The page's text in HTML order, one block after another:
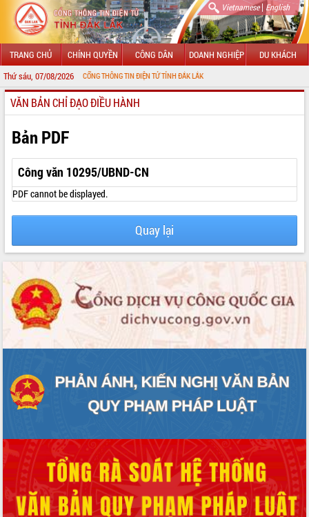
Vietnamese| English
TRANG CHỦ CHÍNH QUYỀN CÔNG DÂN DOANH NGHIỆP DU KHÁCH
Thứ sáu, 07/08/2026
ĐẾN VỚI CỔNG THÔNG TIN ĐIỆN TỬ TỈNH ĐẮK LẮK
GIỚI THIỆU
LÃNH ĐẠO UBND TỈNH
TIN TỨC SỰ KIỆN
SỞ, BAN, NGÀNH
UBND CÁC XÃ, PHƯỜNG
THÔNG TIN CHỈ ĐẠO ĐIỀU HÀNH
VĂN BẢN HĐND TỈNH
ĐIỂM TIN VĂN BẢN
VĂN BẢN CHỈ ĐẠO ĐIỀU HÀNH
Bản PDF
Công văn 10295/UBND-CN
PDF cannot be displayed.
Quay lại